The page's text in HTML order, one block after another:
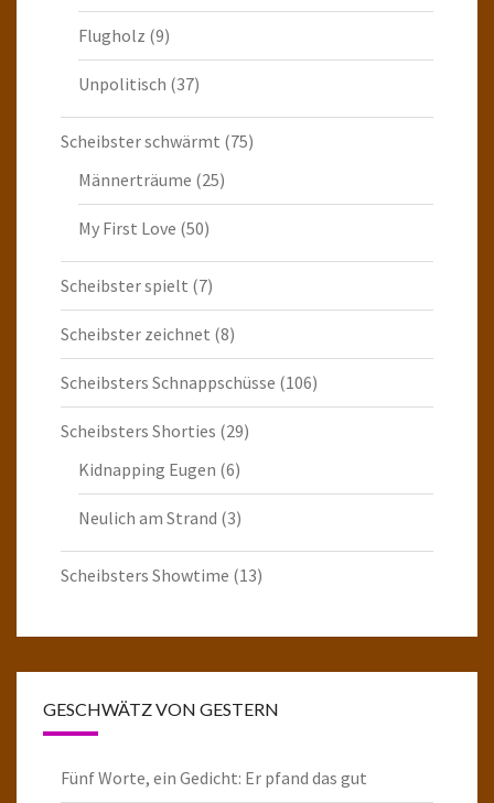
Flugholz (9)
Unpolitisch (37)
Scheibster schwärmt (75)
Männerträume (25)
My First Love (50)
Scheibster spielt (7)
Scheibster zeichnet (8)
Scheibsters Schnappschüsse (106)
Scheibsters Shorties (29)
Kidnapping Eugen (6)
Neulich am Strand (3)
Scheibsters Showtime (13)
GESCHWÄTZ VON GESTERN
Fünf Worte, ein Gedicht: Er pfand das gut